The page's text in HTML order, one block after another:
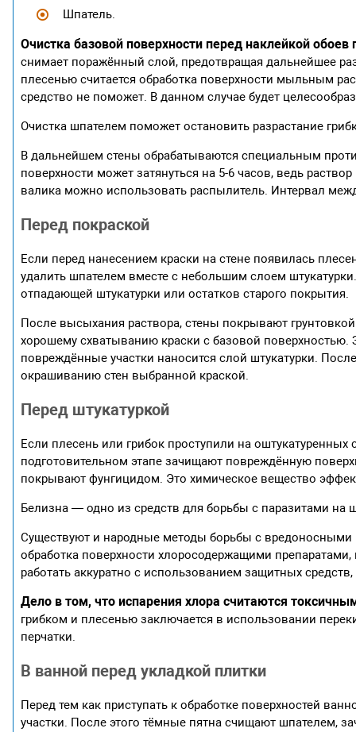
Шпатель.
Очистка базовой поверхности перед наклейкой
снимает поражённый слой, предотвращая дальнейшее
плесенью считается обработка поверхности мыльным
средство не поможет. В данном случае будет
Очистка шпателем поможет остановить разрастание
В дальнейшем стены обрабатываются специальным
поверхности может затянуться на 5-6 часов, ведь
валика можно использовать распылитель. Интервал
Перед покраской
Если перед нанесением краски на стене появилась
удалить шпателем вместе с небольшим слоем
отпадающей штукатурки или остатков старого покрытия.
После высыхания раствора, стены покрывают
хорошему схватыванию краски с базовой
повреждённые участки наносится слой штукатурки.
окрашиванию стен выбранной краской.
Перед штукатуркой
Если плесень или грибок проступили на
подготовительном этапе зачищают повреждённую
покрывают фунгицидом. Это химическое вещество
Белизна — одно из средств для борьбы с паразитами на
Существуют и народные методы борьбы с вредоносными
обработка поверхности хлоросодержащими
работать аккуратно с использованием защитных
Дело в том, что испарения хлора считаются
грибком и плесенью заключается в использовании
перчатки.
В ванной перед укладкой плитки
Перед тем как приступать к обработке поверхностей
участки. После этого тёмные пятна счищают шпателем,